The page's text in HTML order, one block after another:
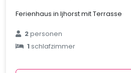
Ferienhaus in Ijhorst mit Terrasse
2personen
1schlafzimmer